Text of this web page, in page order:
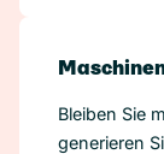
Bleiben Sie
generieren